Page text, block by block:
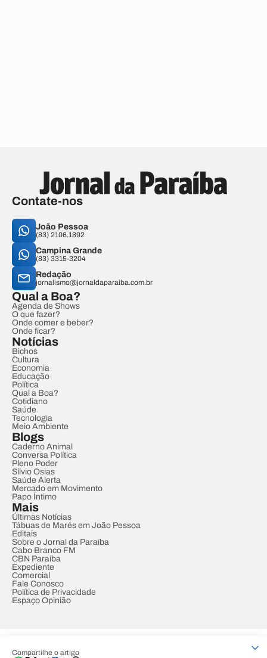
Compartilhe o artigo
Contate-nos
João Pessoa
(83) 2106.1892
Campina Grande
(83) 3315-3204
Redação
jornalismo@jornaldaparaiba.com.br
Qual a Boa?
Agenda de Shows
O que fazer?
Onde comer e beber?
Onde ficar?
Notícias
Bichos
Cultura
Economia
Educação
Política
Qual a Boa?
Cotidiano
Saúde
Tecnologia
Meio Ambiente
Blogs
Caderno Animal
Conversa Política
Pleno Poder
Sílvio Osias
Saúde Alerta
Mercado em Movimento
Papo Íntimo
Mais
Últimas Notícias
Tábuas de Marés em João Pessoa
Editais
Sobre o Jornal da Paraíba
Cabo Branco FM
CBN Paraíba
Expediente
Comercial
Fale Conosco
Política de Privacidade
Espaço Opinião